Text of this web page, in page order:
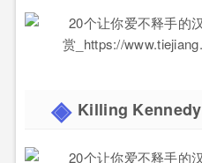
Killing Kennedy